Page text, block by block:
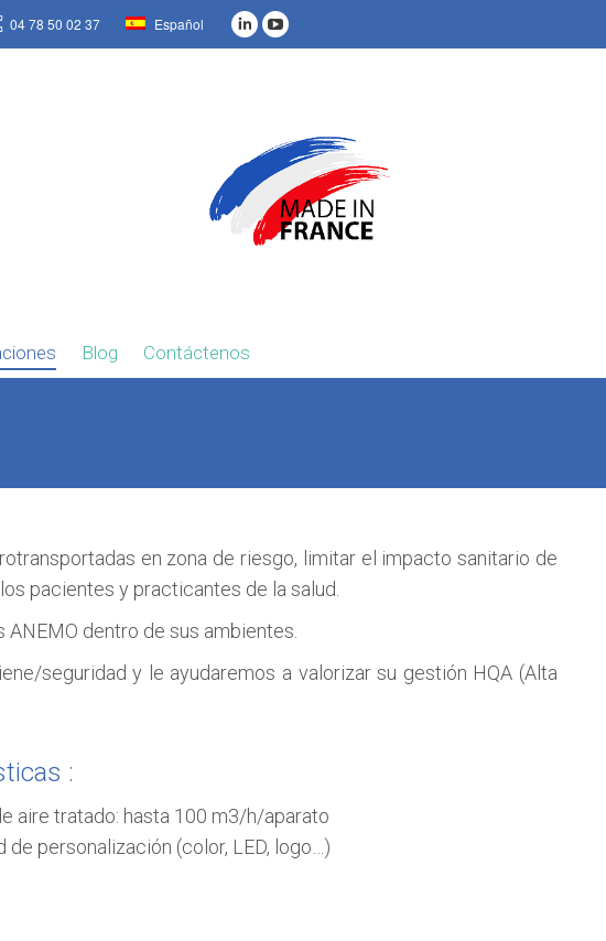
04 78 50 02 37 Español
Blog Contáctenos
en zona de riesgo, limitar el impacto sanitario de
pacientes y practicantes de la salud.
dentro de sus ambientes.
seguridad y le ayudaremos a valorizar su gestión HQA (Alta
:
aire tratado: hasta 100 m3/h/aparato
de personalización (color, LED, logo…)